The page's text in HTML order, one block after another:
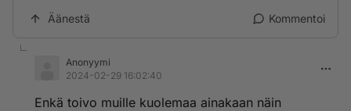
Äänestä Kommentoi
Anonyymi
2024-02-29 16:02:40
Enkä toivo muille kuolemaa ainakaan näin